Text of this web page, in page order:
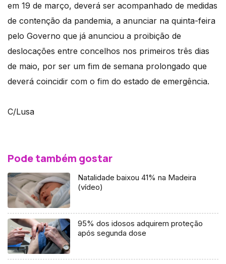
em 19 de março, deverá ser acompanhado de medidas
de contenção da pandemia, a anunciar na quinta-feira
pelo Governo que já anunciou a proibição de
deslocações entre concelhos nos primeiros três dias
de maio, por ser um fim de semana prolongado que
deverá coincidir com o fim do estado de emergência.
C/Lusa
Pode também gostar
Natalidade baixou 41% na Madeira
(vídeo)
95% dos idosos adquirem proteção
após segunda dose